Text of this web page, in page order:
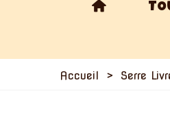
Accueil > Serre